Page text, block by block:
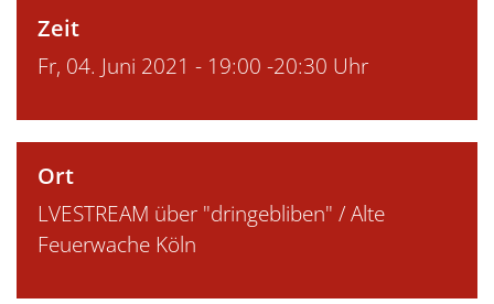
Zeit
Fr, 04. Juni 2021 - 19:00 -20:30 Uhr
Ort
LVESTREAM über "dringebliben" / Alte
Feuerwache Köln